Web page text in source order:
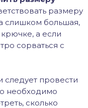
размеру
слишком большая,
а если
сорваться с
провести
необходимо
сколько